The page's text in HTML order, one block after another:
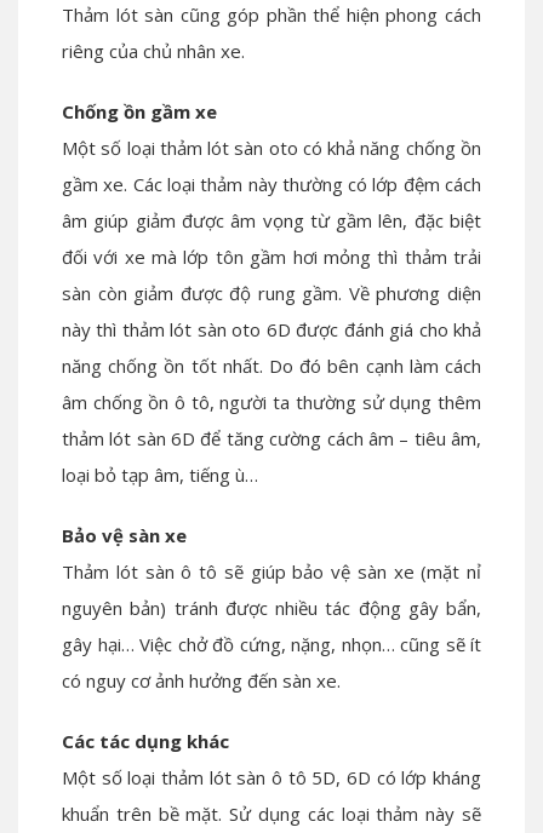
Thảm lót sàn cũng góp phần thể hiện phong cách
riêng của chủ nhân xe.
Chống ồn gầm xe
Một số loại thảm lót sàn oto có khả năng chống ồn
gầm xe. Các loại thảm này thường có lớp đệm cách
âm giúp giảm được âm vọng từ gầm lên, đặc biệt
đối với xe mà lớp tôn gầm hơi mỏng thì thảm trải
sàn còn giảm được độ rung gầm. Về phương diện
này thì thảm lót sàn oto 6D được đánh giá cho khả
năng chống ồn tốt nhất. Do đó bên cạnh làm cách
âm chống ồn ô tô, người ta thường sử dụng thêm
thảm lót sàn 6D để tăng cường cách âm – tiêu âm,
loại bỏ tạp âm, tiếng ù…
Bảo vệ sàn xe
Thảm lót sàn ô tô sẽ giúp bảo vệ sàn xe (mặt nỉ
nguyên bản) tránh được nhiều tác động gây bẩn,
gây hại… Việc chở đồ cứng, nặng, nhọn… cũng sẽ ít
có nguy cơ ảnh hưởng đến sàn xe.
Các tác dụng khác
Một số loại thảm lót sàn ô tô 5D, 6D có lớp kháng
khuẩn trên bề mặt. Sử dụng các loại thảm này sẽ